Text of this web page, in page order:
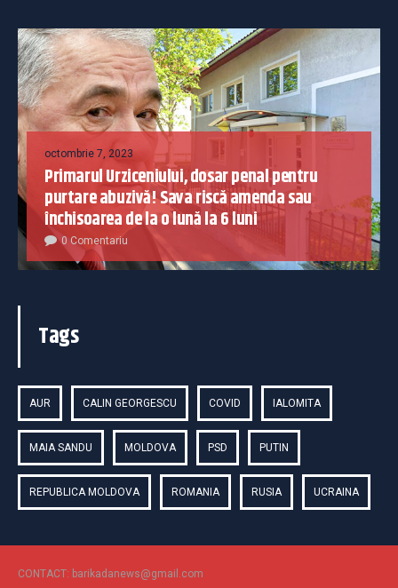
octombrie 7, 2023
Primarul Urziceniului, dosar penal pentru
purtare abuzivă! Sava riscă amenda sau
închisoarea de la o lună la 6 luni
0 Comentariu
Tags
AUR CALIN GEORGESCU COVID IALOMITA
MAIA SANDU MOLDOVA PSD PUTIN
REPUBLICA MOLDOVA ROMANIA RUSIA UCRAINA
CONTACT: barikadanews@gmail.com